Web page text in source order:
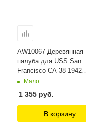
AW10067 Деревянная
палуба для USS San
Francisco CA-38 1942
ArtWox Model
Мало
1 355 руб.
В корзину